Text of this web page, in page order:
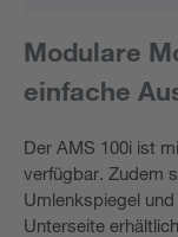
Modulare
einfache
Der AMS 100i ist
verfügbar. Zudem
Umlenkspiegel
Unterseite